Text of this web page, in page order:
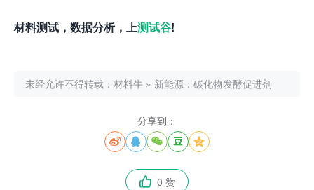
材料测试，数据分析，上测试谷!
未经允许不得转载： 材料牛 » 新能源：碳化物发酵促进剂
分享到：
    
 0 赞